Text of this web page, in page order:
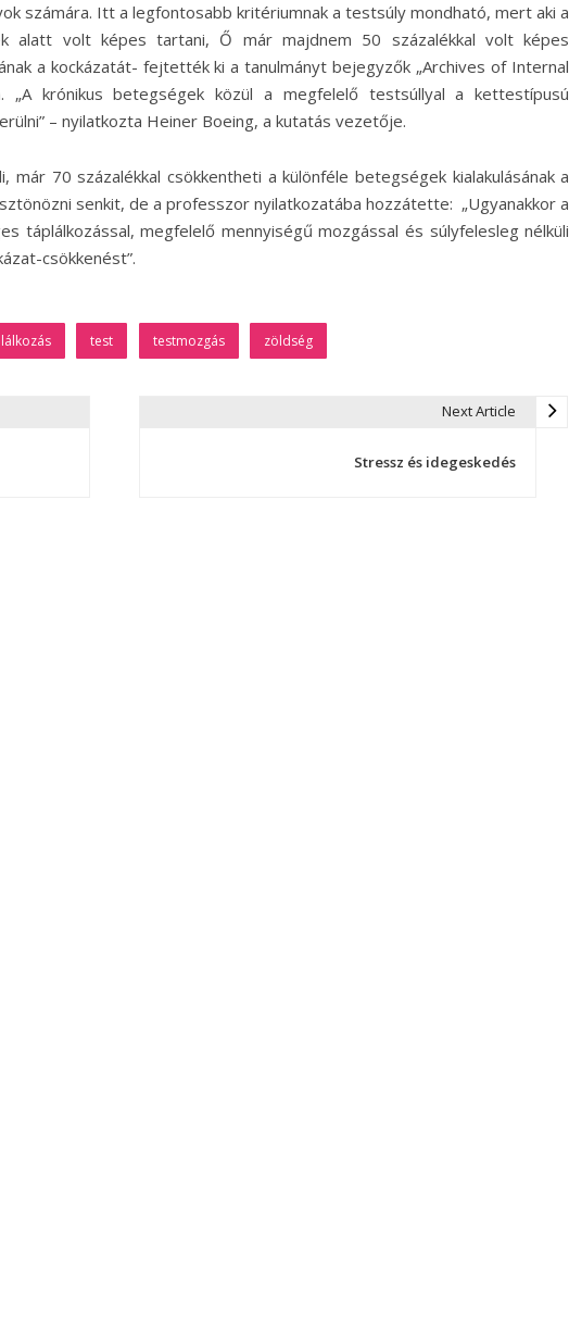
számára. Itt a legfontosabb kritériumnak a testsúly mondható, mert aki a
alatt volt képes tartani, Ő már majdnem 50 százalékkal volt képes
a kockázatát- fejtették ki a tanulmányt bejegyzők „Archives of Internal
„A krónikus betegségek közül a megfelelő testsúllyal a kettestípusú
– nyilatkozta Heiner Boeing, a kutatás vezetője.
70 százalékkal csökkentheti a különféle betegségek kialakulásának a
senkit, de a professzor nyilatkozatába hozzátette: „Ugyanakkor a
táplálkozással, megfelelő mennyiségű mozgással és súlyfelesleg nélküli
csökkenést”.
test testmozgás zöldség
Next Article
Stressz és idegeskedés